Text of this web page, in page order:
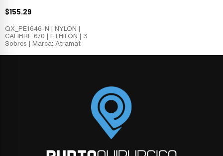
$155.29
QX_PE1646-N | NYLON |
CALIBRE 6/0 | ETHILON | 3
Sobres | Marca: Atramat